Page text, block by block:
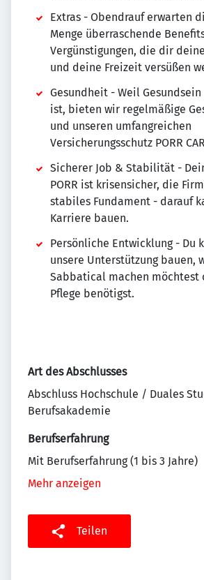
Extras - Obendrauf erwarten
Menge überraschende
Vergünstigungen, die dir
und deine Freizeit versüßen
Gesundheit - Weil
ist, bieten wir regelmäßige
und unseren umfangreichen
Versicherungsschutz PORR
Sicherer Job & Stabilität -
PORR ist krisensicher, die
stabiles Fundament - darauf
Karriere bauen.
Persönliche Entwicklung - Du
unsere Unterstützung bauen,
Sabbatical machen möchtest
Pflege benötigst.
Art des Abschlusses
Abschluss Hochschule / Duales
Berufsakademie
Berufserfahrung
Mit Berufserfahrung (1 bis 3 Jahre)
Mehr anzeigen
Teilen